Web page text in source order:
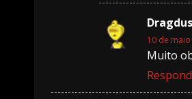
Dragdus
10 de
Muito